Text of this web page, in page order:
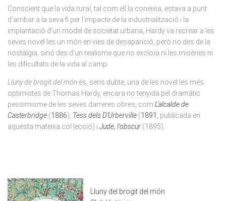
Conscient que la vida rural, tal com ell la coneixia, estava a punt
d’arribar a la seva fi per l’impacte de la industrialització i la
implantació d’un model de societat urbana, Hardy va recrear a les
seves novel·les un món en vies de desaparició, però no des de la
nostàlgia, sinó des d’un realisme que no excloïa ni les misèries ni
les dificultats de la vida al camp.
Lluny de brogit del món és, sens dubte, una de les novel·les més
optimistes de Thomas Hardy, encara no tenyida pel dramàtic
pessimisme de les seves darreres obres, com L'alcalde de
Casterbridge (1886), Tess dels D’Urberville (1891
, publicada en
aquesta mateixa col·lecció) i Jude, l'obscur (1895).
Lluny del brogit del món